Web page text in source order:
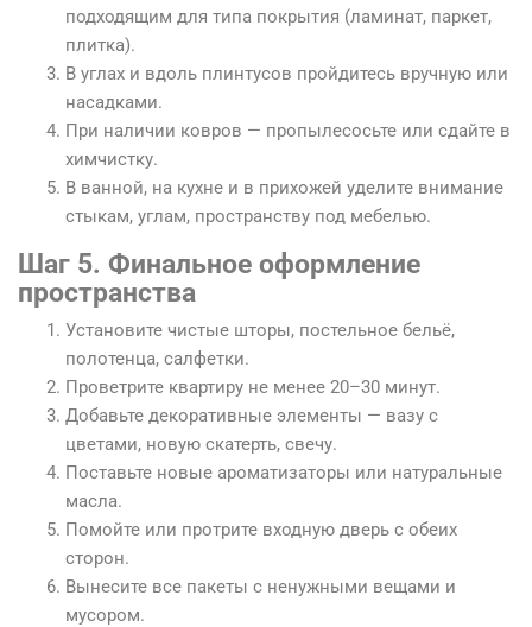
подходящим для типа покрытия (ламинат, паркет,
плитка).
В углах и вдоль плинтусов пройдитесь вручную или
насадками.
При наличии ковров — пропылесосьте или сдайте в
химчистку.
В ванной, на кухне и в прихожей уделите внимание
стыкам, углам, пространству под мебелью.
Шаг 5. Финальное оформление
пространства
Установите чистые шторы, постельное бельё,
полотенца, салфетки.
Проветрите квартиру не менее 20–30 минут.
Добавьте декоративные элементы — вазу с
цветами, новую скатерть, свечу.
Поставьте новые ароматизаторы или натуральные
масла.
Помойте или протрите входную дверь с обеих
сторон.
Вынесите все пакеты с ненужными вещами и
мусором.